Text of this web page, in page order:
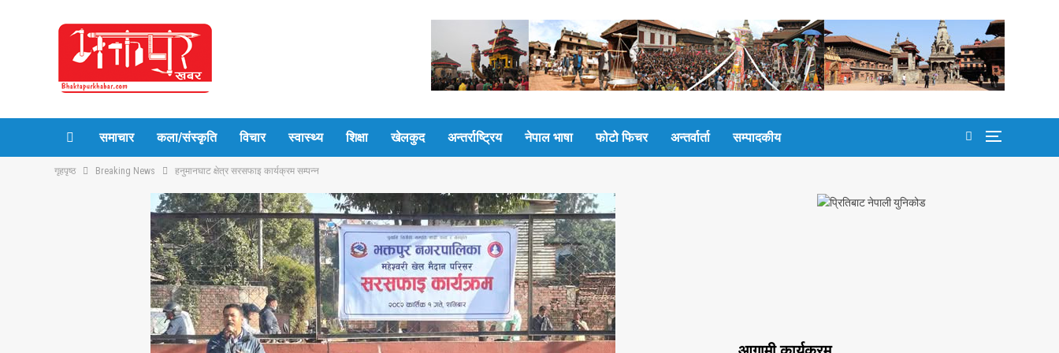
समाचार कला/संस्कृति विचार स्वास्थ्य शिक्षा खेलकुद अन्तर्राष्ट्रिय नेपाल भाषा फोटो फिचर अन्तर्वार्ता सम्पादकीय
गृहपृष्ठ Breaking News हनुमानघाट क्षेत्र सरसफाइ कार्यक्रम सम्पन्न